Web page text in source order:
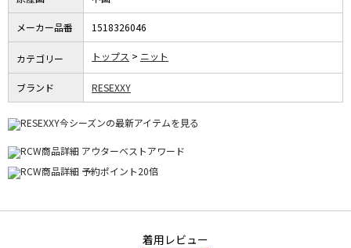
メーカー品番 1518326046
カテゴリー トップス ニット
ブランド RESEXXY
着用レビュー